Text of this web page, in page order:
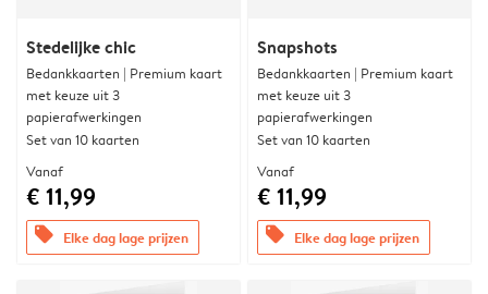
Stedelijke chic
Bedankkaarten | Premium kaart
met keuze uit 3
papierafwerkingen
Set van 10 kaarten
Vanaf
€ 11,99
offers Elke dag lage prijzen
Snapshots
Bedankkaarten | Premium kaart
met keuze uit 3
papierafwerkingen
Set van 10 kaarten
Vanaf
€ 11,99
offers Elke dag lage prijzen